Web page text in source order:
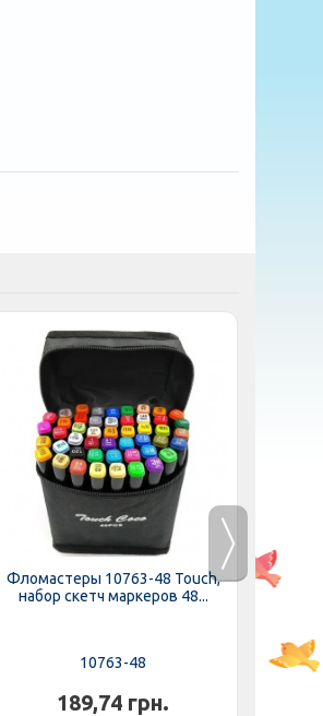
Фломастеры 10763-48 Touch,
набор скетч маркеров 48...
10763-48
189,74 грн.
Тесто